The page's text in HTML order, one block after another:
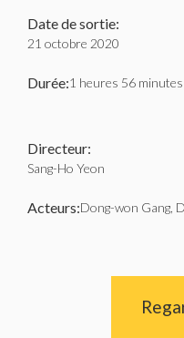
Date de sortie:
21 octobre 2020
Durée:1 heures 56 minutes
Directeur:
Sang-Ho Yeon
Acteurs:Dong-won Gang,